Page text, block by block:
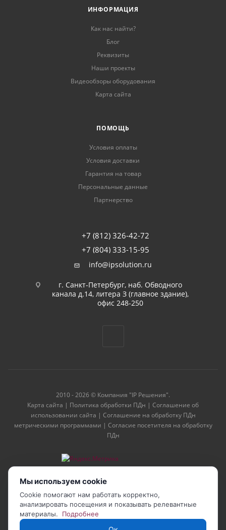
ИНФОРМАЦИЯ
Как нас найти?
Блог
Реквизиты
Наши проекты
Видеообзоры оборудования
Карта сайта
ПОМОЩЬ
Условия оплаты
Условия доставки
Гарантия на товар
Персональные данные
Партнерство
+7 (812) 326-42-72
+7 (804) 333-15-95
info@ipsolution.ru
г. Санкт-Петербург, наб. Обводного
канала д.14, литера З (главное здание),
офис 248-250
2010 - 2026 © Компания "IP Решения".
Карта сайта | Политика обработки ПДн | Соглашение об
использовании сайта | Соглашение на обработку ПДн
метрическими программами | Согласие посетителя на обработку
ПДн
Мы используем cookie
Cookie помогают нам работать корректно,
анализировать посещения и показывать релевантные
материалы.
Подробнее